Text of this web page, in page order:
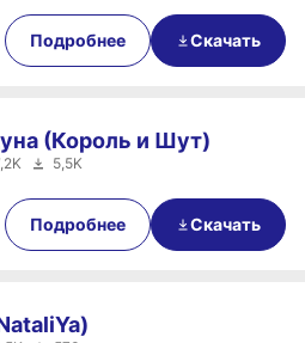
0:00
Подробнее Скачать
00:27
(Король и Шут)
5,5K
Подробнее Скачать